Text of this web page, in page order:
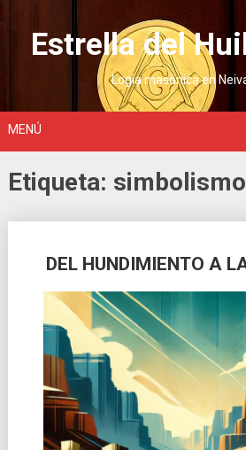
contenidoEstrella del
Logia masónica en
MENÚ
Etiqueta: simbolismo
DEL HUNDIMIENTO A
entradas